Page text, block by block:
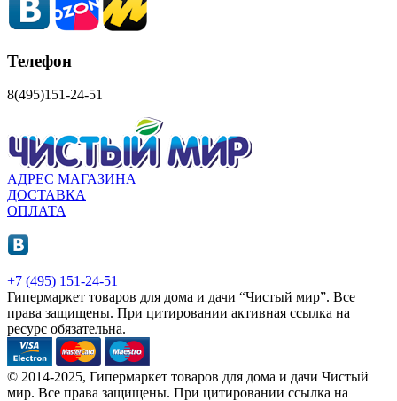
Телефон
8(495)151-24-51
АДРЕС МАГАЗИНА
ДОСТАВКА
ОПЛАТА
+7 (495) 151-24-51
Гипермаркет товаров для дома и дачи “Чистый мир”. Все
права защищены. При цитировании активная ссылка на
ресурс обязательна.
© 2014-2025, Гипермаркет товаров для дома и дачи Чистый
мир. Все права защищены. При цитировании ссылка на